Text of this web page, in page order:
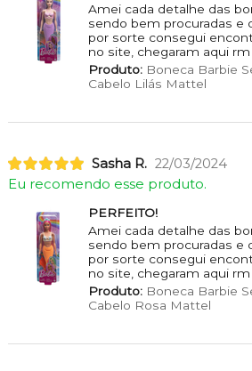
Amei cada detalhe das
sendo bem procuradas e
por sorte consegui
no site, chegaram aqui
Produto:Boneca Barbie
Cabelo Lilás Mattel
Sasha R. 22/03/2024
Eu recomendo esse produto.
PERFEITO!
Amei cada detalhe das
sendo bem procuradas e
por sorte consegui
no site, chegaram aqui
Produto:Boneca Barbie
Cabelo Rosa Mattel